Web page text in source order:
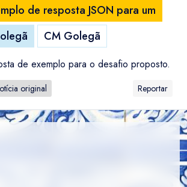
de resposta JSON para um
CM Golegã
de exemplo para o desafio proposto.
original Reportar